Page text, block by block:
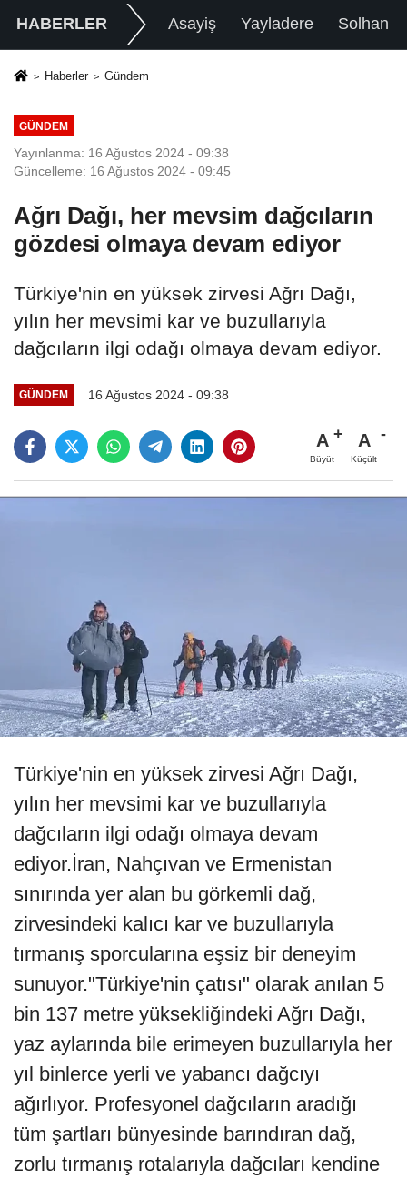
HABERLER Asayiş Yayladere Solhan
Haberler Gündem
GÜNDEM
Yayınlanma: 16 Ağustos 2024 - 09:38
Güncelleme: 16 Ağustos 2024 - 09:45
Ağrı Dağı, her mevsim dağcıların
gözdesi olmaya devam ediyor
Türkiye'nin en yüksek zirvesi Ağrı Dağı,
yılın her mevsimi kar ve buzullarıyla
dağcıların ilgi odağı olmaya devam ediyor.
GÜNDEM 16 Ağustos 2024 - 09:38
A
Büyüt
A
Küçült
Türkiye'nin en yüksek zirvesi Ağrı Dağı,
yılın her mevsimi kar ve buzullarıyla
dağcıların ilgi odağı olmaya devam
ediyor.İran, Nahçıvan ve Ermenistan
sınırında yer alan bu görkemli dağ,
zirvesindeki kalıcı kar ve buzullarıyla
tırmanış sporcularına eşsiz bir deneyim
sunuyor."Türkiye'nin çatısı" olarak anılan 5
bin 137 metre yüksekliğindeki Ağrı Dağı,
yaz aylarında bile erimeyen buzullarıyla her
yıl binlerce yerli ve yabancı dağcıyı
ağırlıyor. Profesyonel dağcıların aradığı
tüm şartları bünyesinde barındıran dağ,
zorlu tırmanış rotalarıyla dağcıları kendine